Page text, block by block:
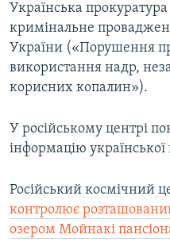
Українська
кримінальне
України («Порушення
використання надр,
корисних копалин»).
У російському центрі
інформацію
Російський космічний
контролює
озером Мойнакі